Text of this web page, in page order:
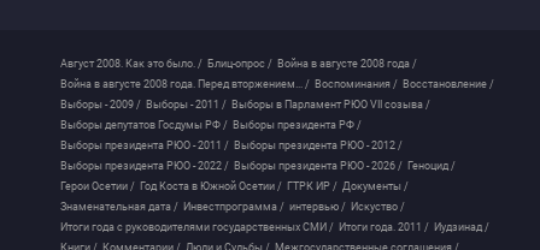
Август 2008. Как это было. / Блиц-опрос / Война в августе 2008 года /
Война в августе 2008 года. Перед вторжением... / Воспоминания / Восстановление /
Выборы - 2009 / Выборы - 2011 / Выборы в Парламент РЮО VII созыва /
Выборы депутатов Госдумы РФ / Выборы президента РФ /
Выборы президента РЮО - 2011 / Выборы президента РЮО - 2012 /
Выборы президента РЮО - 2022 / Выборы президента РЮО - 2026 / Геноцид /
Герои Осетии / Год Коста в Южной Осетии / ГТРК ИР / Документы /
Знаменательная дата / Инвестпрограмма / интервью / Искуство /
Итоги года с руководителями государственных СМИ / Итоги года. 2011 / Иудзинад /